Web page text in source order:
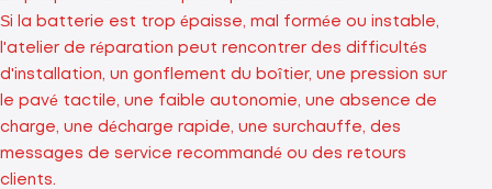
Si la batterie est trop épaisse, mal formée ou instable,
l'atelier de réparation peut rencontrer des difficultés
d'installation, un gonflement du boîtier, une pression sur
le pavé tactile, une faible autonomie, une absence de
charge, une décharge rapide, une surchauffe, des
messages de service recommandé ou des retours
clients.